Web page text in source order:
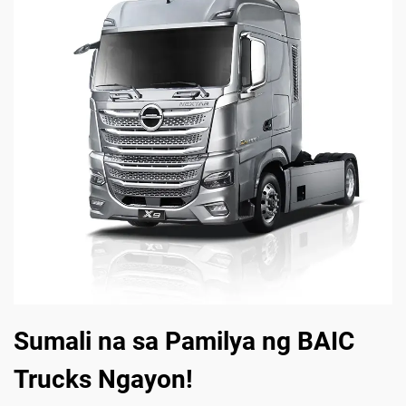
Sumali na sa Pamilya ng BAIC
Trucks Ngayon!